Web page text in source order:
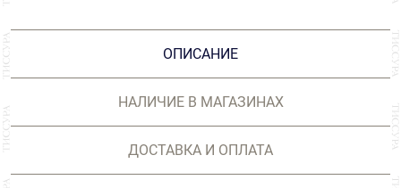
ОПИСАНИЕ
НАЛИЧИЕ В МАГАЗИНАХ
ДОСТАВКА И ОПЛАТА